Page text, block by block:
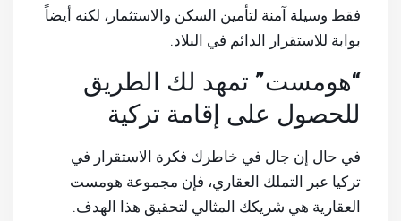
فقط وسيلة آمنة لتأمين السكن والاستثمار، لكنه أيضاً
بوابة للاستقرار الدائم في البلاد.
“هومست” تمهد لك الطريق
للحصول على إقامة تركية
في حال إن جال في خاطرك فكرة الاستقرار في
تركيا عبر التملك العقاري، فإن مجموعة هومست
العقارية هي شريكك المثالي لتحقيق هذا الهدف.